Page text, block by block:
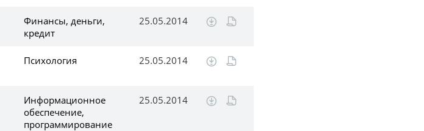
Финансы, деньги,
кредит
25.05.2014
Психология 25.05.2014
Информационное
обеспечение,
программирование
25.05.2014